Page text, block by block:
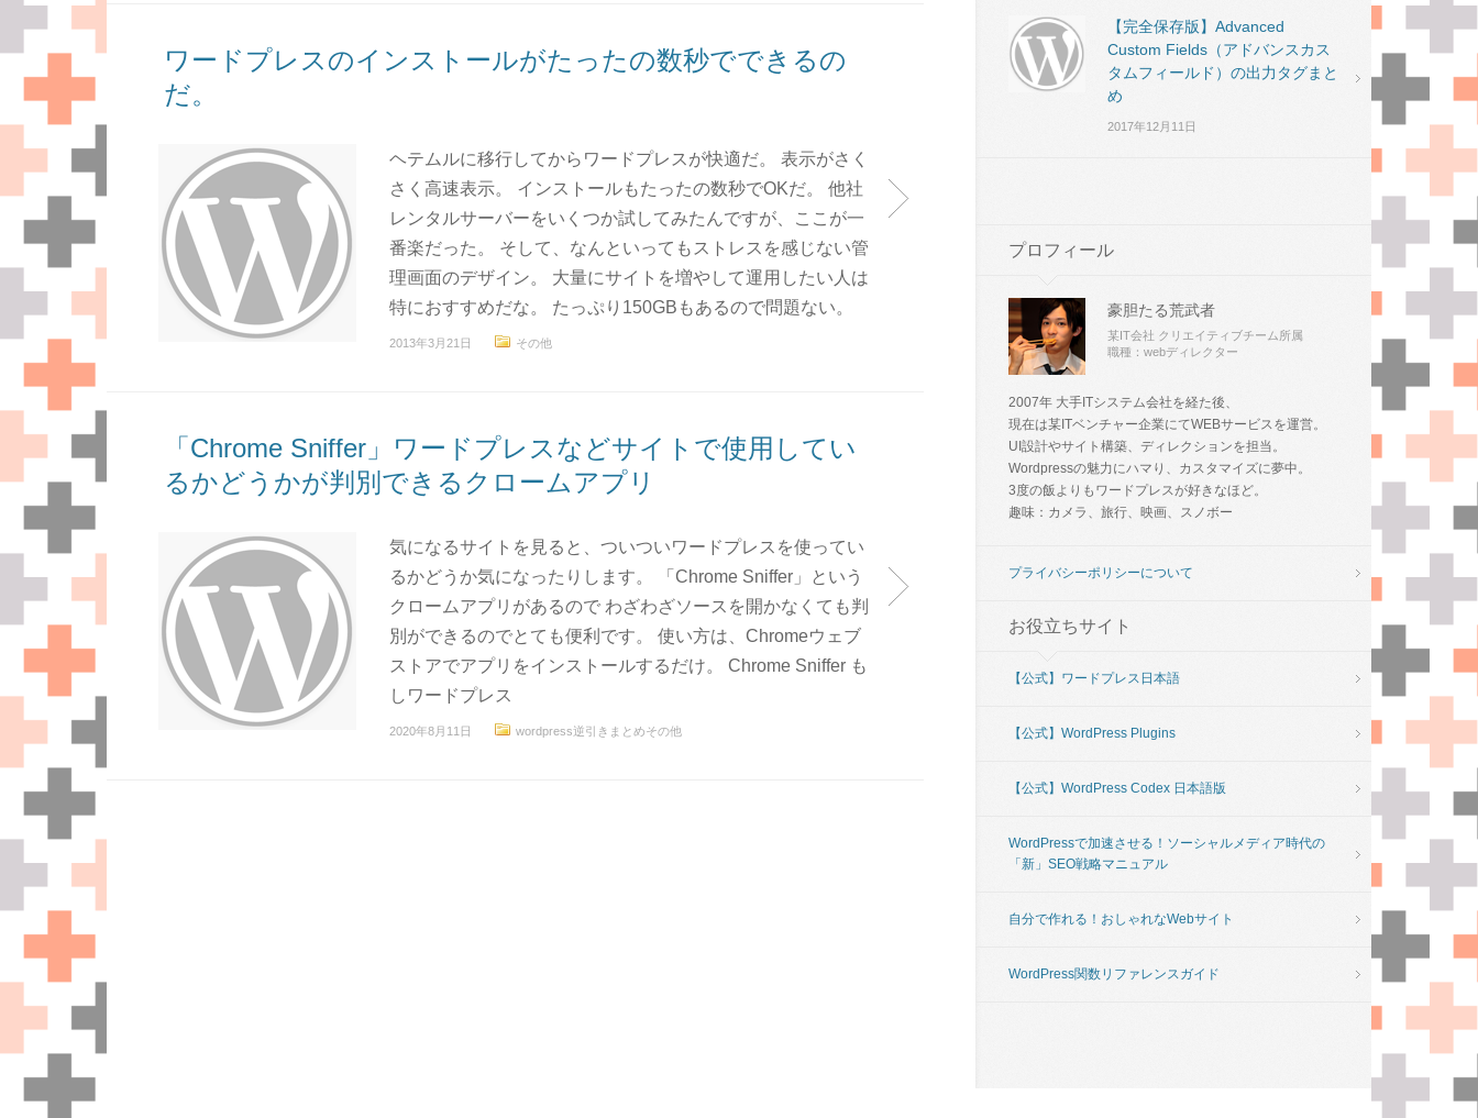
ワードプレスのインストールがたったの数秒でできるの
だ。
ヘテムルに移行してからワードプレスが快適だ。 表示がさく
さく高速表示。 インストールもたったの数秒でOKだ。 他社
レンタルサーバーをいくつか試してみたんですが、ここが一
番楽だった。 そして、なんといってもストレスを感じない管
理画面のデザイン。 大量にサイトを増やして運用したい人は
特におすすめだな。 たっぷり150GBもあるので問題ない。
2013年3月21日 その他
「Chrome Sniffer」ワードプレスなどサイトで使用してい
るかどうかが判別できるクロームアプリ
気になるサイトを見ると、ついついワードプレスを使ってい
るかどうか気になったりします。 「Chrome Sniffer」という
クロームアプリがあるので わざわざソースを開かなくても判
別ができるのでとても便利です。 使い方は、Chromeウェブ
ストアでアプリをインストールするだけ。 Chrome Sniffer も
しワードプレス
2020年8月11日 wordpress逆引きまとめその他
【完全保存版】Advanced
Custom Fields（アドバンスカス
タムフィールド）の出力タグまと
め
2017年12月11日
プロフィール
豪胆たる荒武者
某IT会社 クリエイティブチーム所属
職種：webディレクター
2007年 大手ITシステム会社を経た後、
現在は某ITベンチャー企業にてWEBサービスを運営。
UI設計やサイト構築、ディレクションを担当。
Wordpressの魅力にハマり、カスタマイズに夢中。
3度の飯よりもワードプレスが好きなほど。
趣味：カメラ、旅行、映画、スノボー
プライバシーポリシーについて
お役立ちサイト
【公式】ワードプレス日本語
【公式】WordPress Plugins
【公式】WordPress Codex 日本語版
WordPressで加速させる！ソーシャルメディア時代の
「新」SEO戦略マニュアル
自分で作れる！おしゃれなWebサイト
WordPress関数リファレンスガイド